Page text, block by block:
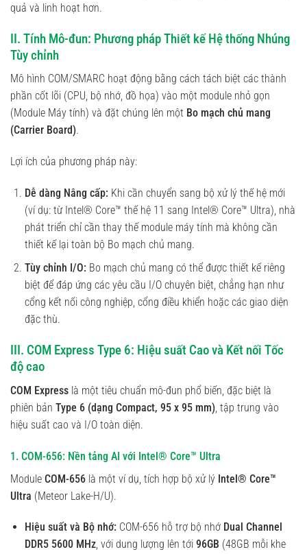
quả và linh hoạt hơn.
II. Tính Mô-đun: Phương pháp Thiết kế Hệ thống Nhúng
Tùy chỉnh
Mô hình COM/SMARC hoạt động bằng cách tách biệt các thành
phần cốt lõi (CPU, bộ nhớ, đồ họa) vào một module nhỏ gọn
(Module Máy tính) và đặt chúng lên một Bo mạch chủ mang
(Carrier Board).
Lợi ích của phương pháp này:
Dễ dàng Nâng cấp: Khi cần chuyển sang bộ xử lý thế hệ mới
(ví dụ: từ Intel® Core™ thế hệ 11 sang Intel® Core™ Ultra), nhà
phát triển chỉ cần thay thế module máy tính mà không cần
thiết kế lại toàn bộ Bo mạch chủ mang.
Tùy chỉnh I/O: Bo mạch chủ mang có thể được thiết kế riêng
biệt để đáp ứng các yêu cầu I/O chuyên biệt, chẳng hạn như
cổng kết nối công nghiệp, cổng điều khiển hoặc các giao diện
đặc thù.
III. COM Express Type 6: Hiệu suất Cao và Kết nối Tốc
độ cao
COM Express là một tiêu chuẩn mô-đun phổ biến, đặc biệt là
phiên bản Type 6 (dạng Compact, 95 x 95 mm) , tập trung vào
hiệu suất cao và I/O toàn diện.
1. COM-656: Nền tảng AI với Intel® Core™ Ultra
Module COM-656 là một ví dụ, tích hợp bộ xử lý Intel® Core™
Ultra (Meteor Lake-H/U).
Hiệu suất và Bộ nhớ: COM-656 hỗ trợ bộ nhớ Dual Channel
DDR5 5600 MHz, với dung lượng lên tới 96GB (48GB mỗi khe